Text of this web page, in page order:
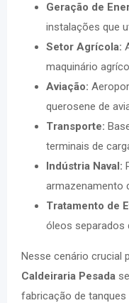
Geração de
instalações que
Setor Agrícola:
maquinário
Aviação:
querosene de
Transporte:
terminais de
Indústria Naval:
armazenamento
Tratamento de
óleos separados
Nesse cenário crucial
Caldeiraria Pesada
fabricação de